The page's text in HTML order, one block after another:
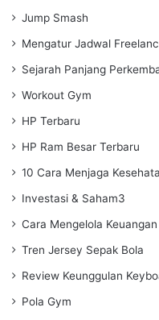
Jump Smash
Mengatur Jadwal
Sejarah Panjang
Workout Gym
HP Terbaru
HP Ram Besar Terbaru
10 Cara Menjaga
Investasi & Saham3
Cara Mengelola Keuangan
Tren Jersey Sepak Bola
Review Keunggulan
Pola Gym